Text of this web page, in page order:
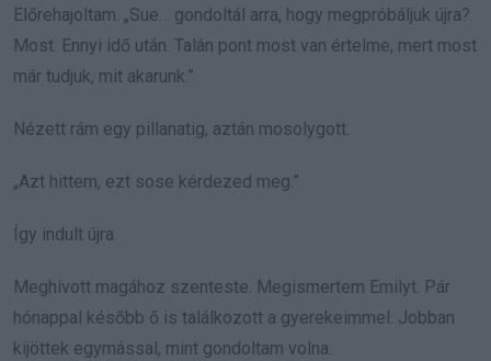
Előrehajoltam. „Sue… gondoltál arra, hogy megpróbáljuk újra?
Most. Ennyi idő után. Talán pont most van értelme, mert most
már tudjuk, mit akarunk.”
Nézett rám egy pillanatig, aztán mosolygott.
„Azt hittem, ezt sose kérdezed meg.”
Így indult újra.
Meghívott magához szenteste. Megismertem Emilyt. Pár
hónappal később ő is találkozott a gyerekeimmel. Jobban
kijöttek egymással, mint gondoltam volna.